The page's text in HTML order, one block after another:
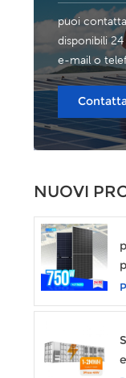
puoi
disponibili
e-mail o
NUOVI